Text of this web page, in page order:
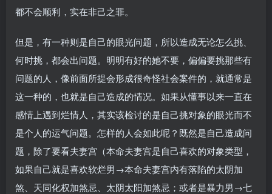
都不会顺利，实在非己之罪。
但是，有一种则是自己的眼光问题，所以造成无论怎么挑、
何时挑，都会出问题。明明有好的她不要，偏偏要挑那些有
问题的人，像前面所提会形成很奇怪社会案件的，就通常是
这一种的，也就是自己造成的情况。如果从懂事以来一直在
感情上遇到烂情人，其实该检讨的是自己挑对象的眼光而不
是个人的运气问题。怎样的人会如此呢？既然是自己造成问
题，除了要看夫妻宫（本命夫妻宫是自己喜欢的对象类型，
如果自己就是喜欢软烂男→本命夫妻宫内有落陷的太阴加
煞、天同化权加煞忌、太阴太阳加煞忌；或者是暴力男→七